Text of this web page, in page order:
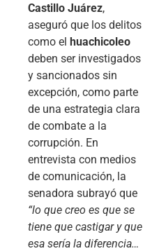
Castillo Juárez,
aseguró que los delitos
como el huachicoleo
deben ser investigados
y sancionados sin
excepción, como parte
de una estrategia clara
de combate a la
corrupción. En
entrevista con medios
de comunicación, la
senadora subrayó que
“lo que creo es que se
tiene que castigar y que
esa sería la diferencia…